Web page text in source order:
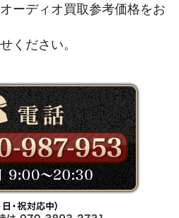
ーディオ買取参考価格をお
ください。